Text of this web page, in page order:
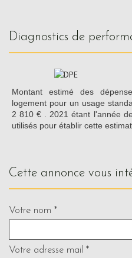
diagnostics de
Montant estimé des
logement pour un usage
2 810 € . 2021 étant l'année
utilisés pour établir cette
cette annonce vous
Votre nom *
Votre adresse mail *